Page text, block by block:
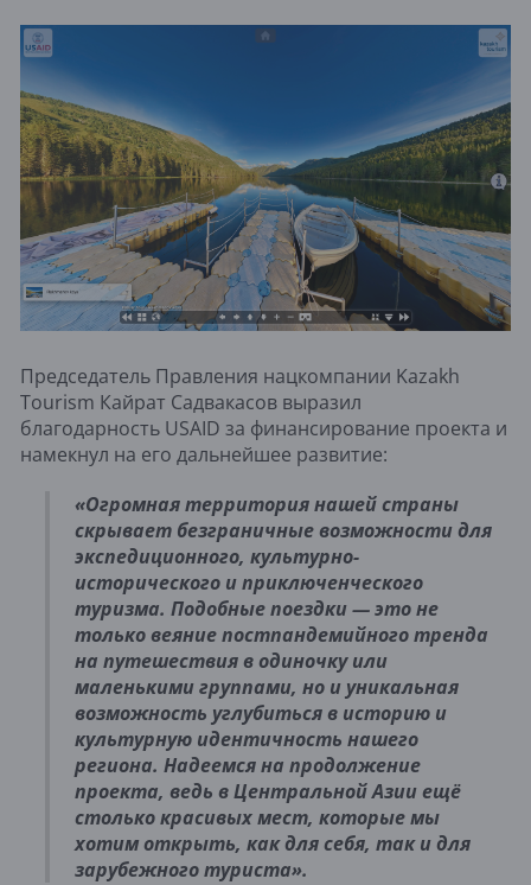
Председатель Правления нацкомпании Kazakh
Tourism Кайрат Садвакасов выразил
благодарность USAID за финансирование проекта и
намекнул на его дальнейшее развитие:
«Огромная территория нашей страны
скрывает безграничные возможности для
экспедиционного, культурно-
исторического и приключенческого
туризма. Подобные поездки — это не
только веяние постпандемийного тренда
на путешествия в одиночку или
маленькими группами, но и уникальная
возможность углубиться в историю и
культурную идентичность нашего
региона. Надеемся на продолжение
проекта, ведь в Центральной Азии ещё
столько красивых мест, которые мы
хотим открыть, как для себя, так и для
зарубежного туриста».